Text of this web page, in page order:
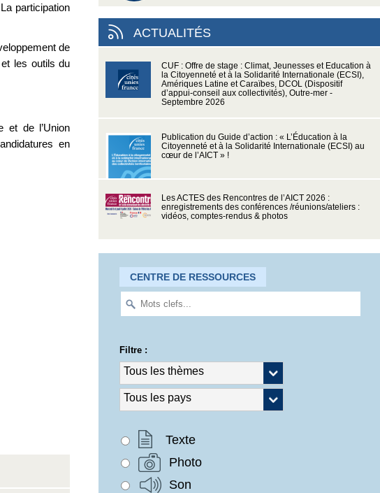
participation
de
les outils du
et de l’Union
en
ACTUALITÉS
CUF : Offre de stage : Climat, Jeunesses et Education à
la Citoyenneté et à la Solidarité Internationale (ECSI),
Amériques Latine et Caraïbes, DCOL (Dispositif
d’appui-conseil aux collectivités), Outre-mer -
Septembre 2026
Publication du Guide d’action : « L’Éducation à la
Citoyenneté et à la Solidarité Internationale (ECSI) au
cœur de l’AICT » !
Les ACTES des Rencontres de l’AICT 2026 :
enregistrements des conférences /réunions/ateliers :
vidéos, comptes-rendus & photos
CENTRE DE RESSOURCES
Filtre :
Texte
Photo
Son